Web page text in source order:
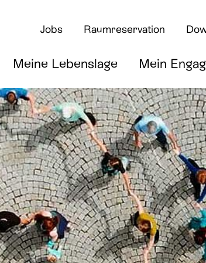
Jobs Raumreservation
Meine Lebenslage Mein